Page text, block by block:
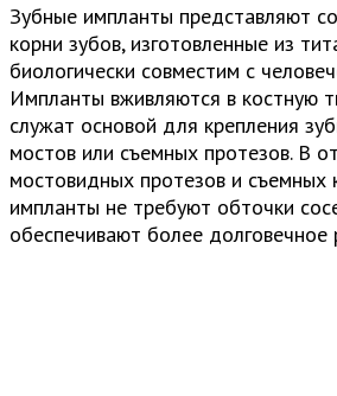
Зубные импланты представляют
корни зубов, изготовленные из
биологически совместим с
Импланты вживляются в костную
служат основой для крепления
мостов или съемных протезов. В
мостовидных протезов и съемных
импланты не требуют обточки
обеспечивают более долговечное